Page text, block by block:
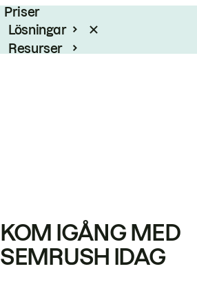
Priser
Lösningar
Resurser
KOM IGÅNG MED
SEMRUSH IDAG